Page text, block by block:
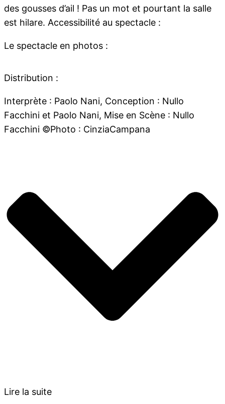
des gousses d’ail ! Pas un mot et pourtant la salle
est hilare. Accessibilité au spectacle :
Le spectacle en photos :
Distribution :
Interprète : Paolo Nani, Conception : Nullo
Facchini et Paolo Nani, Mise en Scène : Nullo
Facchini ©Photo : CinziaCampana
Lire la suite